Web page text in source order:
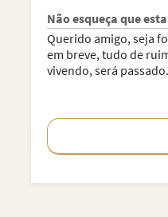
Não esqueça que
Querido amigo, seja
em breve, tudo de
vivendo, será